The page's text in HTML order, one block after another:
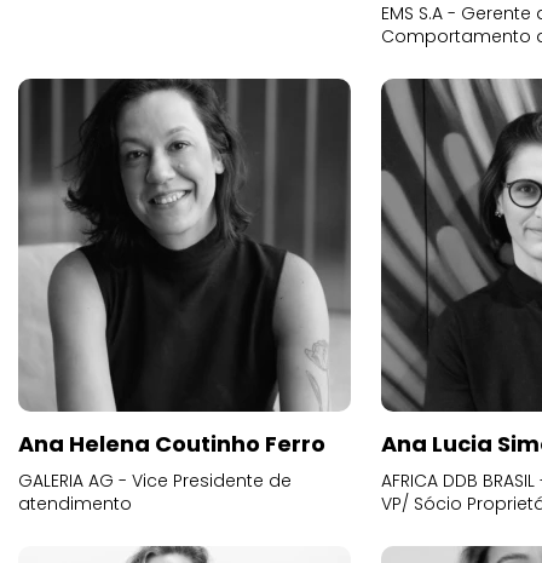
EMS S.A -
Comportamento
Ana Helena Coutinho Ferro
GALERIA AG - Vice Presidente de
atendimento
Ana Lucia
AFRICA DDB
VP/ Sócio